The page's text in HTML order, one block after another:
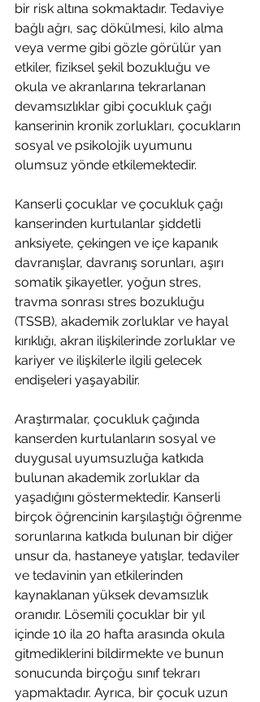
bir risk altına sokmaktadır. Tedaviye
bağlı ağrı, saç dökülmesi, kilo alma
veya verme gibi gözle görülür yan
etkiler, fiziksel şekil bozukluğu ve
okula ve akranlarına tekrarlanan
devamsızlıklar gibi çocukluk çağı
kanserinin kronik zorlukları, çocukların
sosyal ve psikolojik uyumunu
olumsuz yönde etkilemektedir.
Kanserli çocuklar ve çocukluk çağı
kanserinden kurtulanlar şiddetli
anksiyete, çekingen ve içe kapanık
davranışlar, davranış sorunları, aşırı
somatik şikayetler, yoğun stres,
travma sonrası stres bozukluğu
(TSSB), akademik zorluklar ve hayal
kırıklığı, akran ilişkilerinde zorluklar ve
kariyer ve ilişkilerle ilgili gelecek
endişeleri yaşayabilir.
Araştırmalar, çocukluk çağında
kanserden kurtulanların sosyal ve
duygusal uyumsuzluğa katkıda
bulunan akademik zorluklar da
yaşadığını göstermektedir. Kanserli
birçok öğrencinin karşılaştığı öğrenme
sorunlarına katkıda bulunan bir diğer
unsur da, hastaneye yatışlar, tedaviler
ve tedavinin yan etkilerinden
kaynaklanan yüksek devamsızlık
oranıdır. Lösemili çocuklar bir yıl
içinde 10 ila 20 hafta arasında okula
gitmediklerini bildirmekte ve bunun
sonucunda birçoğu sınıf tekrarı
yapmaktadır. Ayrıca, bir çocuk uzun